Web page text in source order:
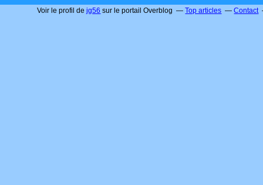
Voir le profil dejg56 sur le portail Overblog Top articles Contact